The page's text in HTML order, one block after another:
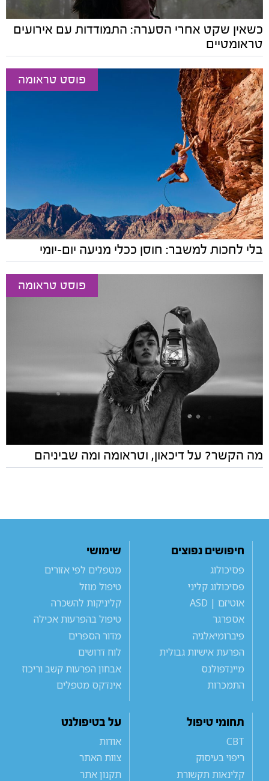
כשאין שקט אחרי הסערה: התמודדות עם אירועים
טראומטיים
פוסט טראומה
בלי לחכות למשבר: חוסן ככלי מניעה יום-יומי
פוסט טראומה
מה הקשר? על דיכאון, וטראומה ומה שביניהם
חיפושים נפוצים
פסיכולוג
פסיכולוג קליני
אוטיזם | ASD
אספרגר
פיברומיאלגיה
הפרעת אישיות גבולית
מיינדפולנס
התמכרות
שימושי
מטפלים לפי אזורים
טיפול מוזל
קליניקות להשכרה
טיפול בהפרעות אכילה
מדור הספרים
לוח דרושים
אבחון הפרעות קשב וריכוז
אינדקס מטפלים
תחומי טיפול
CBT
ריפוי בעיסוק
קלינאות תקשורת
על בטיפולנט
אודות
צוות האתר
תקנון אתר